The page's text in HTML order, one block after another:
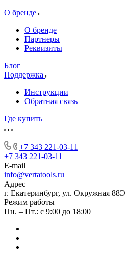
О бренде
О бренде
Партнеры
Реквизиты
Блог
Поддержка
Инструкции
Обратная связь
Где купить
+7 343 221-03-11
+7 343 221-03-11
E-mail
info@vertatools.ru
Адрес
г. Екатеринбург, ул. Окружная 88Э
Режим работы
Пн. – Пт.: с 9:00 до 18:00